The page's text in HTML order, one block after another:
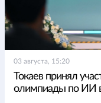
03 августа, 15:20
Токаев принял
олимпиады по ИИ